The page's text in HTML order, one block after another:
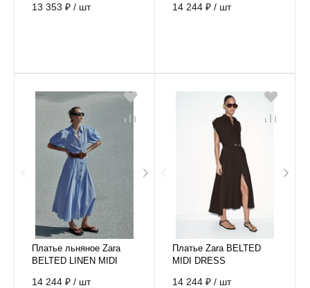
13 353 ₽ / шт 14 244 ₽ / шт
Платье льняное Zara
BELTED LINEN MIDI
14 244 ₽ / шт
Платье Zara BELTED
MIDI DRESS
14 244 ₽ / шт